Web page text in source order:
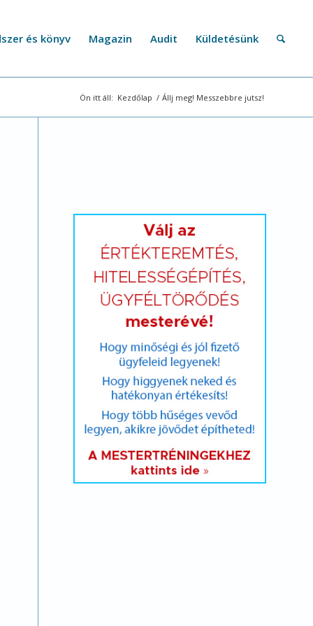
és könyv Magazin Audit Küldetésünk
Ön itt áll: Kezdőlap / Állj meg! Messzebbre jutsz!